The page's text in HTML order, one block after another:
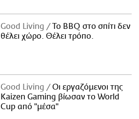
Good Living
Το BBQ στο σπίτι δεν
θέλει χώρο. Θέλει τρόπο.
Good Living
Οι εργαζόμενοι της
Kaizen Gaming βίωσαν το World
Cup από "μέσα"